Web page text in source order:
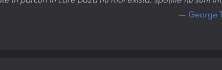
— George